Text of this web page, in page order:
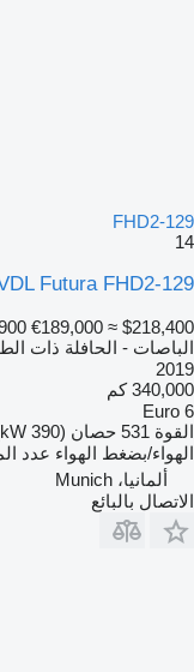
FHD2-129
14
Futura FHD2-129
€189,000 ≈ $218,400
الباصات - الحافلة ذات
2019
340,000 كم
Euro 6
القوة 531 حصان (390 kW)
الهواء/بضغط الهواء عدد
ألمانيا، Munich
الاتصال بالبائع